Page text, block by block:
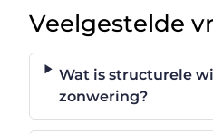
Veelgestelde
Wat is structurele
zonwering?